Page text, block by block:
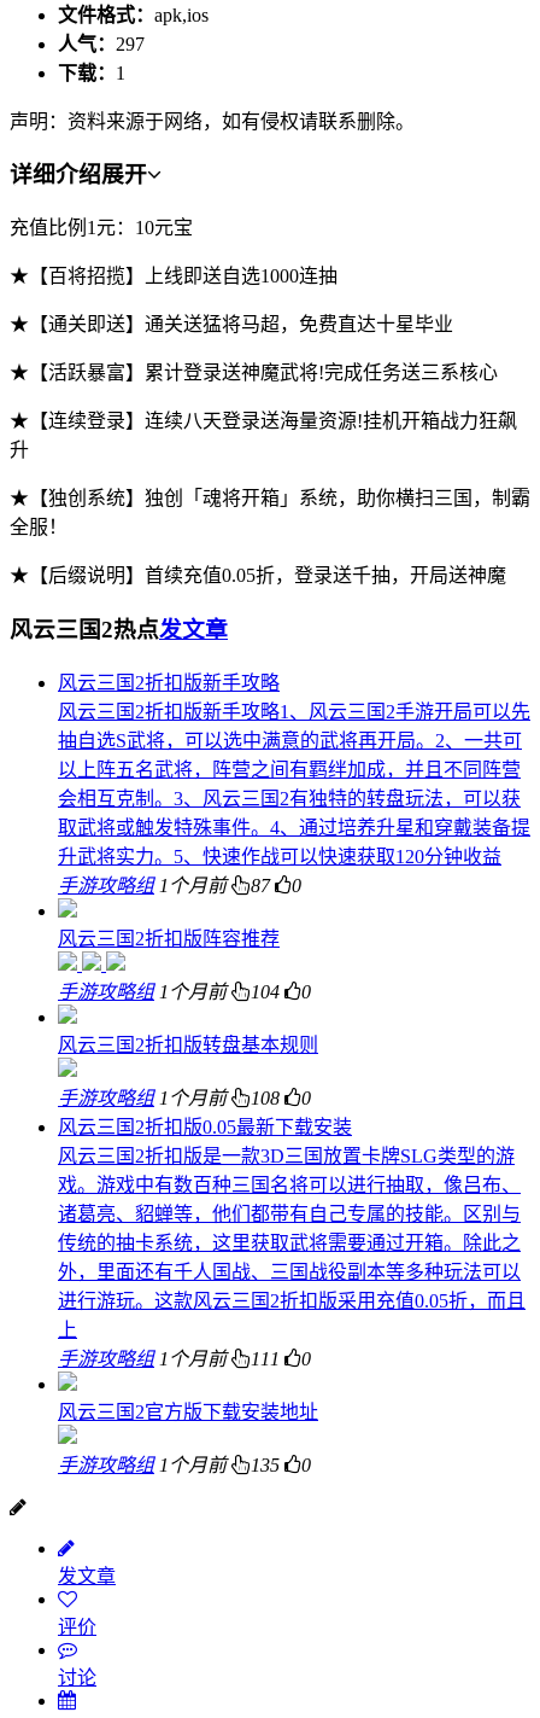
文件格式： apk,ios
人气： 297
下载： 1
声明：资料来源于网络，如有侵权请联系删除。
详细介绍展开
充值比例1元：10元宝
★【百将招揽】上线即送自选1000连抽
★【通关即送】通关送猛将马超，免费直达十星毕业
★【活跃暴富】累计登录送神魔武将!完成任务送三系核心
★【连续登录】连续八天登录送海量资源!挂机开箱战力狂飙
升
★【独创系统】独创「魂将开箱」系统，助你横扫三国，制霸
全服！
★【后缀说明】首续充值0.05折，登录送千抽，开局送神魔
风云三国2热点发文章
风云三国2折扣版新手攻略
风云三国2折扣版新手攻略1、风云三国2手游开局可以先
抽自选S武将，可以选中满意的武将再开局。2、一共可
以上阵五名武将，阵营之间有羁绊加成，并且不同阵营
会相互克制。3、风云三国2有独特的转盘玩法，可以获
取武将或触发特殊事件。4、通过培养升星和穿戴装备提
升武将实力。5、快速作战可以快速获取120分钟收益
手游攻略组 1个月前 87 0
风云三国2折扣版阵容推荐
手游攻略组 1个月前 104 0
风云三国2折扣版转盘基本规则
手游攻略组 1个月前 108
0
风云三国2折扣版0.05最新下载安装
风云三国2折扣版是一款3D三国放置卡牌SLG类型的游
戏。游戏中有数百种三国名将可以进行抽取，像吕布、
诸葛亮、貂蝉等，他们都带有自己专属的技能。区别与
传统的抽卡系统，这里获取武将需要通过开箱。除此之
外，里面还有千人国战、三国战役副本等多种玩法可以
进行游玩。这款风云三国2折扣版采用充值0.05折，而且
上
手游攻略组 1个月前 111 0
风云三国2官方版下载安装地址
手游攻略组 1个月前 135 0
发文章
评价
讨论